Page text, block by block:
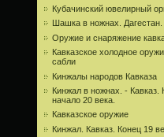
Кубачинский ювелирный
Шашка в ножнах. Дагестан.
Оружие и снаряжение
Кавказское холодное
сабли
Кинжалы народов Кавказа
Кинжал в ножнах. - Кавказ.
начало 20 века.
Кавказское оружие
Кинжал. Кавказ. Конец 19